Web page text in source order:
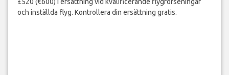
och inställda flyg. Kontrollera din ersättning gratis.